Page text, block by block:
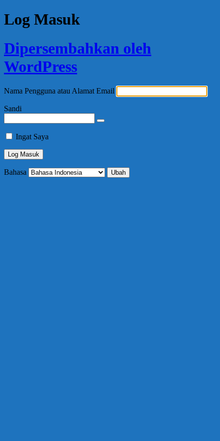
Log Masuk
Dipersembahkan oleh
WordPress
Nama Pengguna atau Alamat Email
Sandi
Ingat Saya
Bahasa